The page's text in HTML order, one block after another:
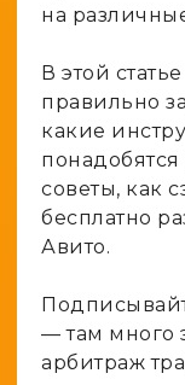
на
В этой
правильно
какие
советы, как
бесплатно
Авито.
— там много
арбитраж